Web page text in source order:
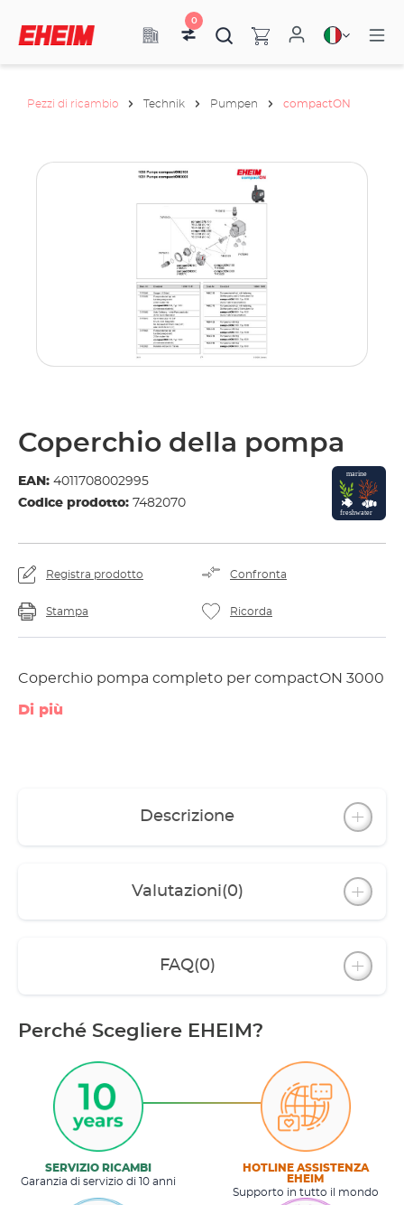
0
Pezzi di ricambio Technik Pumpen compactON
Coperchio della pompa
EAN: 4011708002995
Codice prodotto: 7482070
Registra prodotto Confronta
Stampa Ricorda
Coperchio pompa completo per compactON 3000
Di più
Descrizione
Valutazioni(0)
FAQ(0)
Perché Scegliere EHEIM?
SERVIZIO RICAMBI
Garanzia di servizio di 10 anni
HOTLINE ASSISTENZA
EHEIM
Supporto in tutto il mondo